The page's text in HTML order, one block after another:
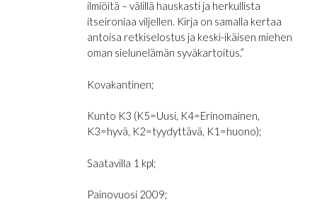
ilmiöitä – välillä hauskasti ja herkullista
itseironiaa viljellen. Kirja on samalla kertaa
antoisa retkiselostus ja keski-ikäisen miehen
oman sielunelämän syväkartoitus.”
Kovakantinen;
Kunto K3 (K5=Uusi, K4=Erinomainen,
K3=hyvä, K2=tyydyttävä, K1=huono);
Saatavilla 1 kpl;
Painovuosi 2009;